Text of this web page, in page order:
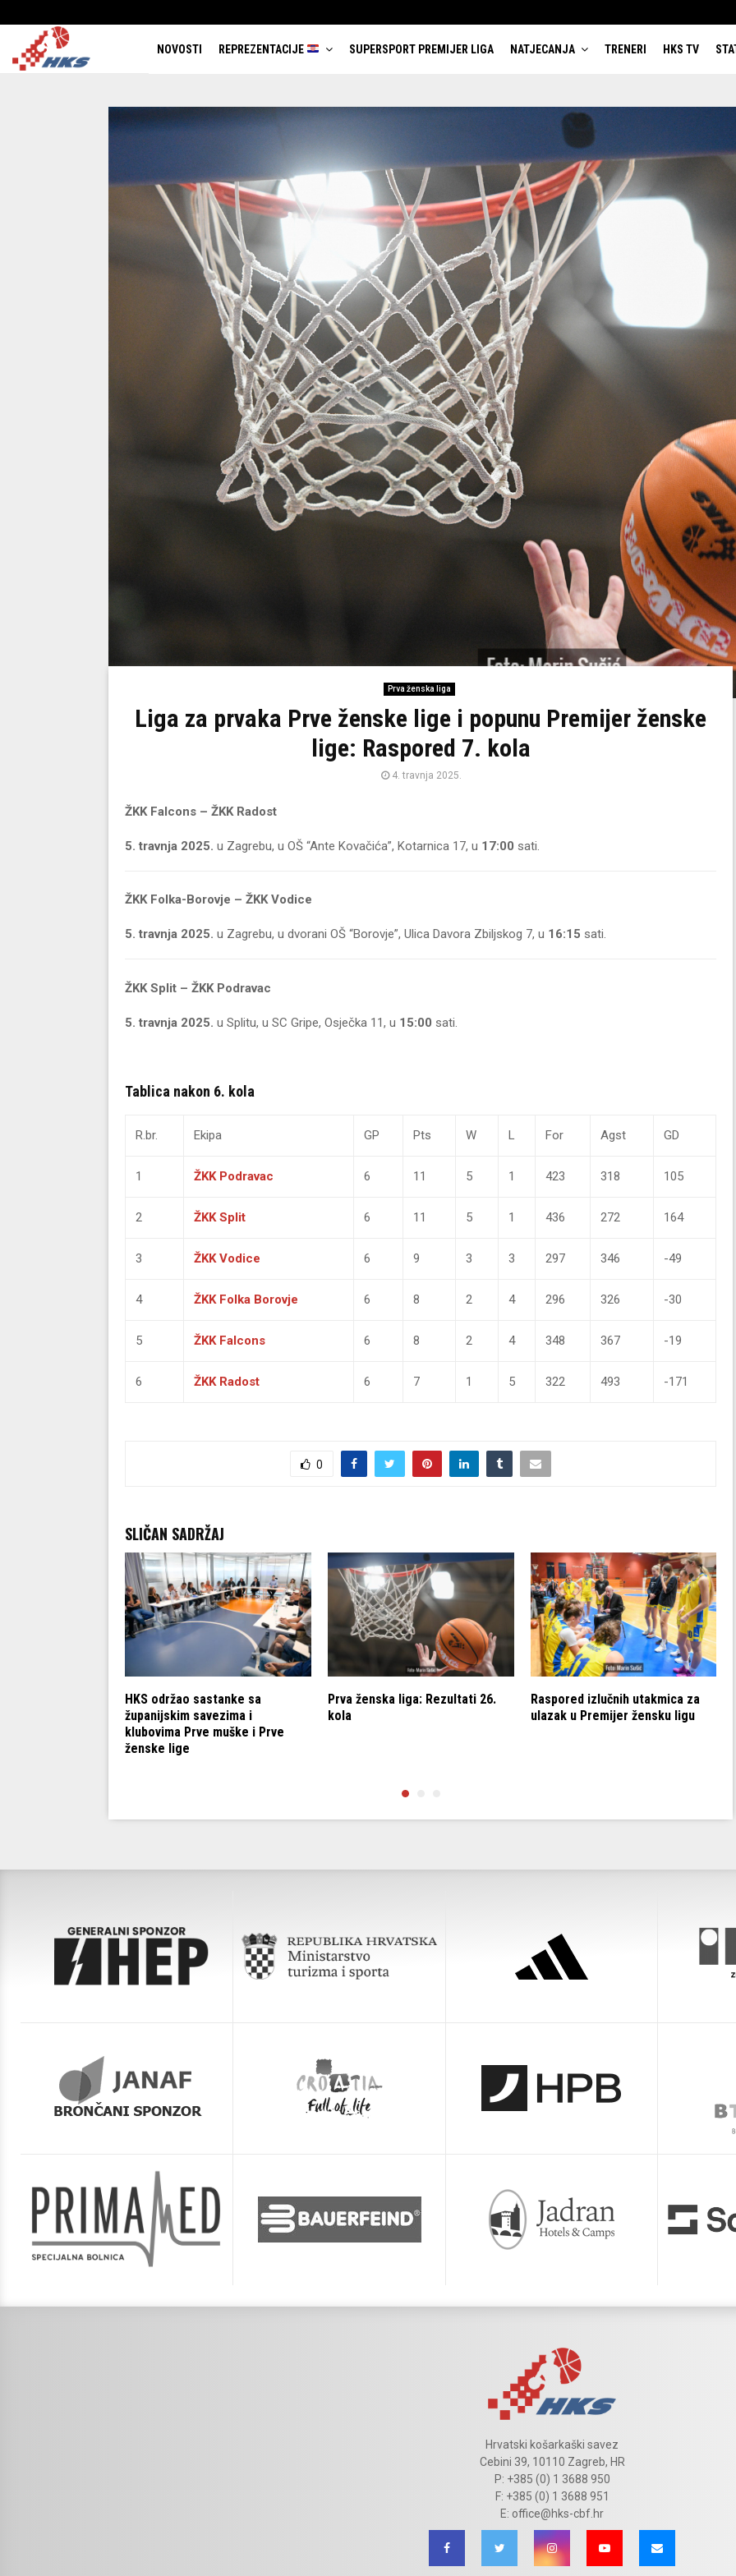
NOVOSTI REPREZENTACIJE SUPERSPORT PREMIJER LIGA NATJECANJA TRENERI HKS TV
Prva ženska liga
Liga za prvaka Prve ženske lige i popunu Premijer ženske
lige: Raspored 7. kola
4. travnja 2025.
ŽKK Falcons – ŽKK Radost
5. travnja 2025. u Zagrebu, u OŠ “Ante Kovačića”, Kotarnica 17, u 17:00 sati.
ŽKK Folka-Borovje – ŽKK Vodice
5. travnja 2025. u Zagrebu, u dvorani OŠ “Borovje”, Ulica Davora Zbiljskog 7, u 16:15 sati.
ŽKK Split – ŽKK Podravac
5. travnja 2025. u Splitu, u SC Gripe, Osječka 11, u 15:00 sati.
Tablica nakon 6. kola
R.br. Ekipa GP Pts W L For Agst GD
1 ŽKK Podravac 6 11 5 1 423 318 105
2 ŽKK Split 6 11 5 1 436 272 164
3 ŽKK Vodice 6 9 3 3 297 346 -49
4 ŽKK Folka Borovje 6 8 2 4 296 326 -30
5 ŽKK Falcons 6 8 2 4 348 367 -19
6 ŽKK Radost 6 7 1 5 322 493 -171
0
SLIČAN SADRŽAJ
HKS održao sastanke sa
županijskim savezima i
klubovima Prve muške i Prve
ženske lige
Prva ženska liga: Rezultati 26.
kola
Raspored izlučnih utakmica za
ulazak u Premijer žensku ligu
Hrvatski košarkaški savez
Cebini 39, 10110 Zagreb, HR
P: +385 (0) 1 3688 950
F: +385 (0) 1 3688 951
E: office@hks-cbf.hr